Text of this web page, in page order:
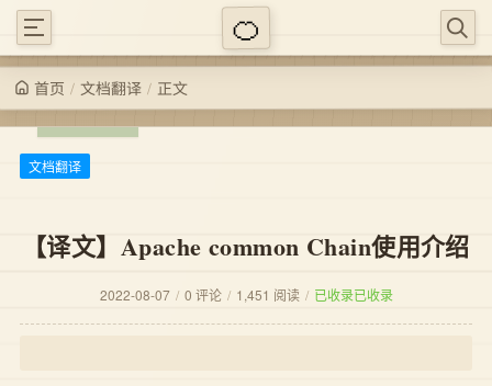
首页 / 文档翻译 / 正文
文档翻译
【译文】Apache common Chain使用介绍
2022-08-07 / 0 评论 / 1,451 阅读 / 已收录已收录